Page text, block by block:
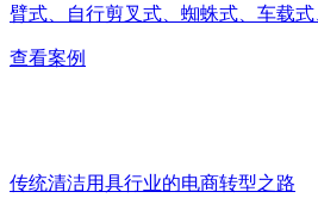
臂式、自行剪叉式、蜘蛛式、车载
查看案例
传统清洁用具行业的电商转型之路